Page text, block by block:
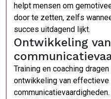
helpt mensen om
door te zetten, zelfs
succes uitdagend lijkt.
Ontwikkeling
Training en coaching
ontwikkeling van effectieve